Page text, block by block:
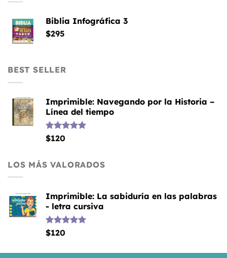
Biblia Infográfica 3
$295
BEST SELLER
Imprimible: Navegando por la Historia –
Línea del tiempo
Valorado
$120
LOS MÁS VALORADOS
Imprimible: La sabiduría en las palabras
- letra cursiva
Valorado
$120